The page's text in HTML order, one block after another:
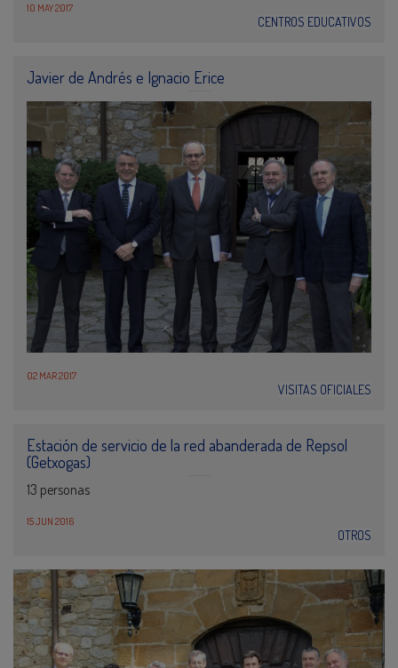
10 MAY 2017
CENTROS EDUCATIVOS
Javier de Andrés e Ignacio Erice
02 MAR 2017
VISITAS OFICIALES
Estación de servicio de la red abanderada de Repsol
(Getxogas)
13 personas
15 JUN 2016
OTROS